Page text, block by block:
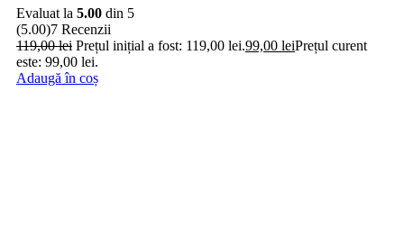
Evaluat la 5.00 din 5
(5.00)7 Recenzii
119,00lei Prețul inițial a fost: 119,00 lei.99,00 leiPrețul curent
este: 99,00 lei.
Adaugă în coș